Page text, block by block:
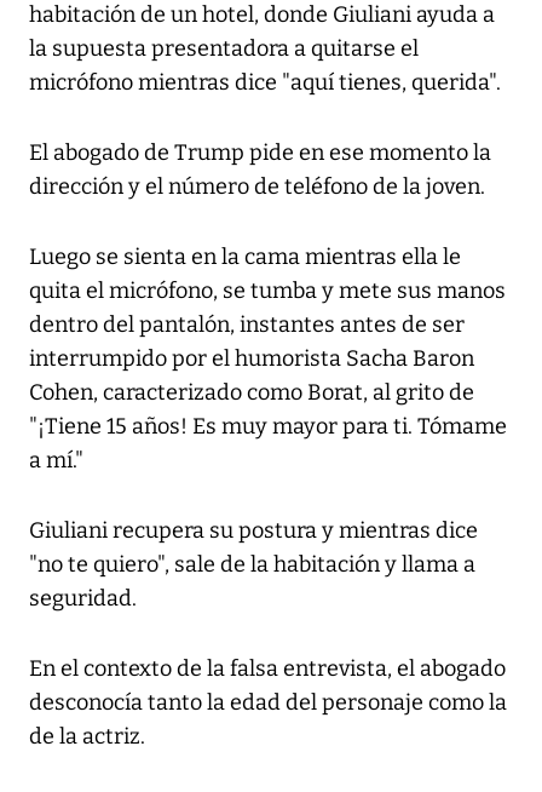
habitación de un hotel, donde Giuliani ayuda a
la supuesta presentadora a quitarse el
micrófono mientras dice "aquí tienes, querida".
El abogado de Trump pide en ese momento la
dirección y el número de teléfono de la joven.
Luego se sienta en la cama mientras ella le
quita el micrófono, se tumba y mete sus manos
dentro del pantalón, instantes antes de ser
interrumpido por el humorista Sacha Baron
Cohen, caracterizado como Borat, al grito de
"¡Tiene 15 años! Es muy mayor para ti. Tómame
a mí."
Giuliani recupera su postura y mientras dice
"no te quiero", sale de la habitación y llama a
seguridad.
En el contexto de la falsa entrevista, el abogado
desconocía tanto la edad del personaje como la
de la actriz.